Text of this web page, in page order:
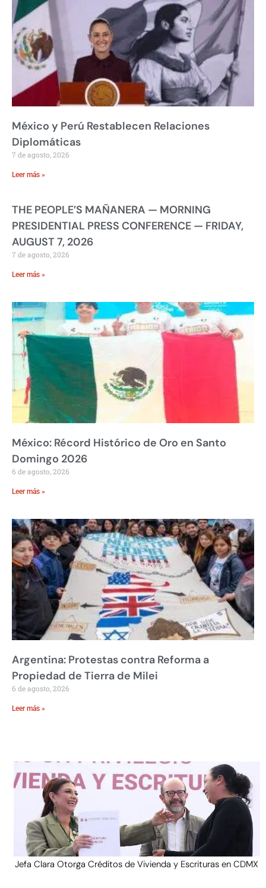
México y Perú Restablecen Relaciones
Diplomáticas
7 de agosto, 2026
Leer más »
THE PEOPLE’S MAÑANERA — MORNING
PRESIDENTIAL PRESS CONFERENCE — FRIDAY,
AUGUST 7, 2026
7 de agosto, 2026
Leer más »
México: Récord Histórico de Oro en Santo
Domingo 2026
6 de agosto, 2026
Leer más »
Argentina: Protestas contra Reforma a
Propiedad de Tierra de Milei
6 de agosto, 2026
Leer más »
Jefa Clara Otorga Créditos de Vivienda y Escrituras en CDMX